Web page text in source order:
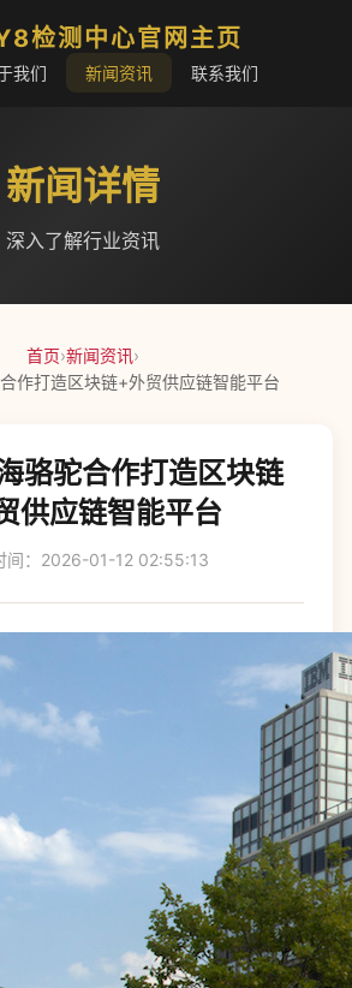
检测中心官网主页
我们 新闻资讯 联系我们
新闻详情
深入了解行业资讯
首页›新闻资讯›
作打造区块链+外贸供应链智能平台
骆驼合作打造区块链
供应链智能平台
间：2026-01-12 02:55:13